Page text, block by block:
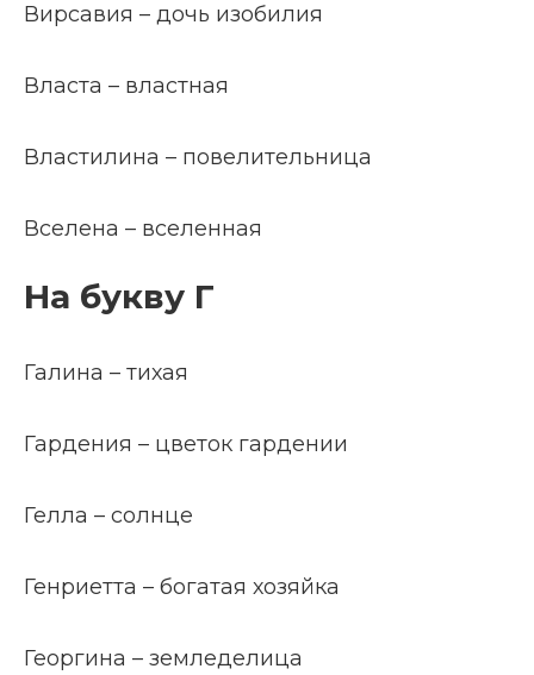
Вирсавия – дочь изобилия
Власта – властная
Властилина – повелительница
Вселена – вселенная
На букву Г
Галина – тихая
Гардения – цветок гардении
Гелла – солнце
Генриетта – богатая хозяйка
Георгина – земледелица